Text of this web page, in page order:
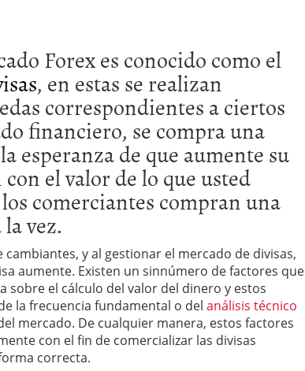
Forex es conocido como el
, en estas se realizan
correspondientes a ciertos
financiero, se compra una
esperanza de que aumente su
el valor de lo que usted
comerciantes compran una
vez.
y al gestionar el mercado de divisas,
aumente. Existen un sinnúmero de factores que
sobre el cálculo del valor del dinero y estos
la frecuencia fundamental o del análisis técnico
mercado. De cualquier manera, estos factores
con el fin de comercializar las divisas
correcta.